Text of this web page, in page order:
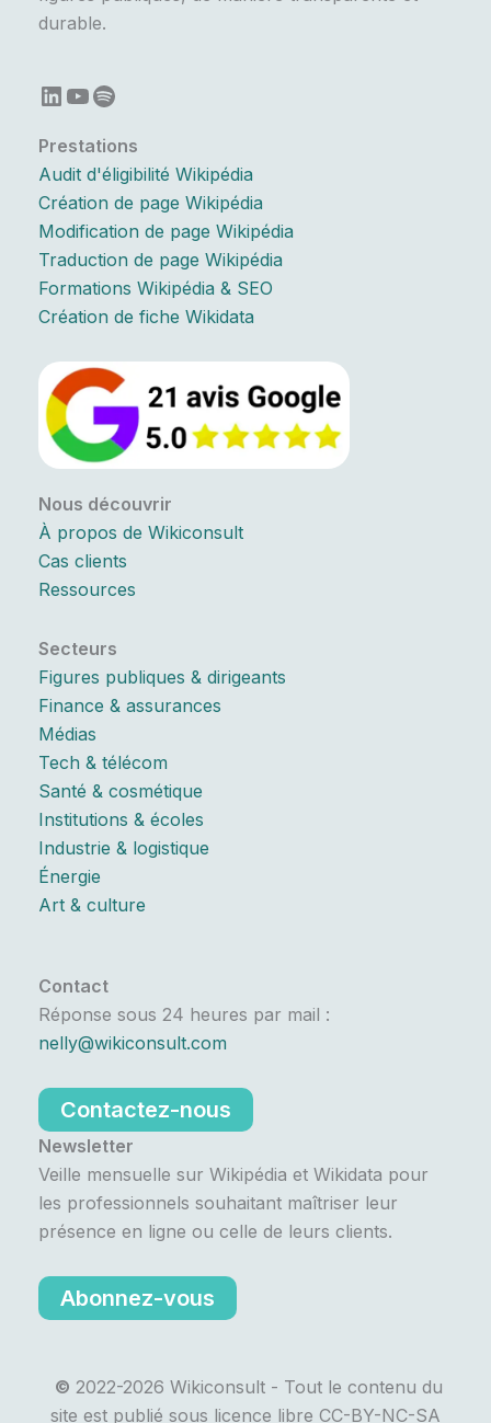
durable.
LinkedIn YouTube Spotify
Prestations
Audit d'éligibilité Wikipédia
Création de page Wikipédia
Modification de page Wikipédia
Traduction de page Wikipédia
Formations Wikipédia & SEO
Création de fiche Wikidata
Nous découvrir
À propos de Wikiconsult
Cas clients
Ressources
Secteurs
Figures publiques & dirigeants
Finance & assurances
Médias
Tech & télécom
Santé & cosmétique
Institutions & écoles
Industrie & logistique
Énergie
Art & culture
Contact
Réponse sous 24 heures par mail :
nelly@wikiconsult.com
Contactez-nous
Newsletter
Veille mensuelle sur Wikipédia et Wikidata pour
les professionnels souhaitant maîtriser leur
présence en ligne ou celle de leurs clients.
Abonnez-vous
© 2022-2026 Wikiconsult - Tout le contenu du
site est publié sous licence libre CC-BY-NC-SA